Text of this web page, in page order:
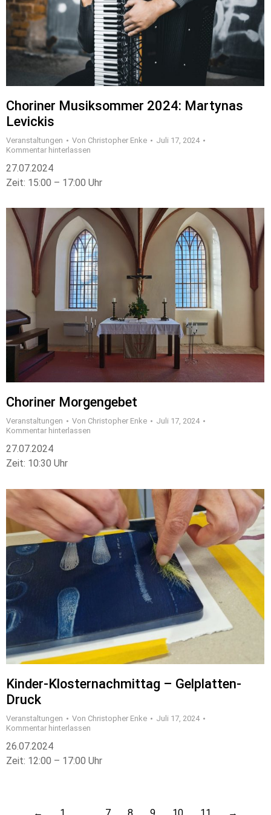
Choriner Musiksommer 2024: Martynas
Levickis
Veranstaltungen Von Christopher Enke
Juli 17, 2024
Kommentar hinterlassen
27.07.2024
Zeit: 15:00 – 17:00 Uhr
Choriner Morgengebet
Veranstaltungen Von Christopher Enke
Juli 17, 2024
Kommentar hinterlassen
27.07.2024
Zeit: 10:30 Uhr
Kinder-Klosternachmittag – Gelplatten-
Druck
Veranstaltungen Von Christopher Enke
Juli 17, 2024
Kommentar hinterlassen
26.07.2024
Zeit: 12:00 – 17:00 Uhr